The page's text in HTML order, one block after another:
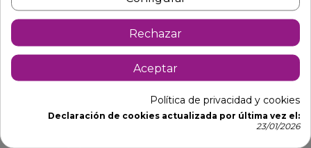
Para mas información no dude en ponerse en
contacto con nosotros y le resolveremos todas las
dudas.
M3020
Rechazar
Aceptar
Política de privacidad y cookies
Declaración de cookies actualizada por última vez el:
23/01/2026